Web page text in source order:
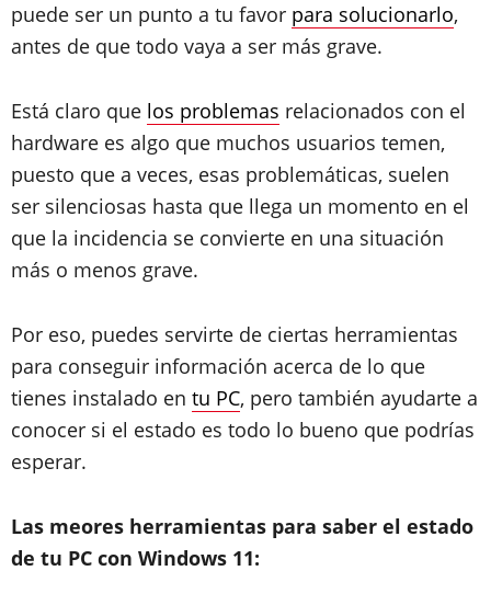
puede ser un punto a tu favor para solucionarlo,
antes de que todo vaya a ser más grave.
Está claro que los problemas relacionados con el
hardware es algo que muchos usuarios temen,
puesto que a veces, esas problemáticas, suelen
ser silenciosas hasta que llega un momento en el
que la incidencia se convierte en una situación
más o menos grave.
Por eso, puedes servirte de ciertas herramientas
para conseguir información acerca de lo que
tienes instalado en tu PC, pero también ayudarte a
conocer si el estado es todo lo bueno que podrías
esperar.
Las meores herramientas para saber el estado
de tu PC con Windows 11: